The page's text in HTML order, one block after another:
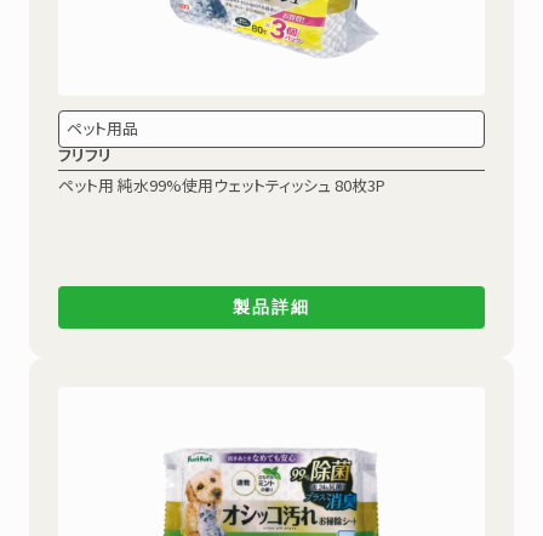
ペット用品
フリフリ
ペット用 純水99%使用ウェットティッシュ 80枚3P
製品詳細